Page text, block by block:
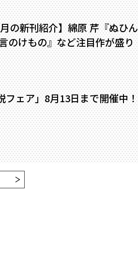
の新刊紹介】綿原 芹『ぬひん
のけもの』など注目作が盛り
ェア」8月13日まで開催中！